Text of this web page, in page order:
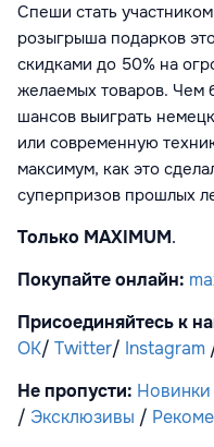
Спеши стать
розыгрыша подарков
скидками до 50% на
желаемых товаров. Чем
шансов выиграть
или современную
максимум, как это
суперпризов прошлых
Только MAXIMUM.
Покупайте онлайн:
Присоединяйтесь к
OK/ Twitter/ Instagram
Не пропусти: Новинки
/ Эксклюзивы /